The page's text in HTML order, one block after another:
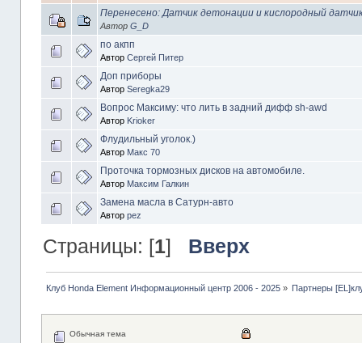
Перенесено: Датчик детонации и кислородный
Автор G_D
по акпп
Автор Сергей Питер
Доп приборы
Автор Seregka29
Вопрос Максиму: что лить в задний дифф sh-awd
Автор Krioker
Флудильный уголок.)
Автор Макс 70
Проточка тормозных дисков на автомобиле.
Автор Максим Галкин
Замена масла в Сатурн-авто
Автор pez
Страницы: [1] Вверх
Клуб Honda Element Информационный центр 2006 - 2025» Партнеры
Обычная тема